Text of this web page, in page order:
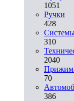
1051
Ручки
428
310
2040
70
386